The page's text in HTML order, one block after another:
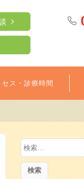
セス・診療時間
検
索: